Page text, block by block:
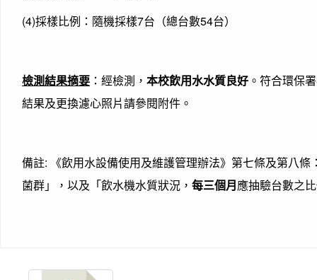
(4)採樣比例：隨機採樣7台（總台數54台）
檢測結果摘要 ：經檢測， 本校飲用水水質良好 。符合環保
結果及更換濾心照片請參閱附件。
備註: 《飲用水設備使用及維護管理辦法》第七條及第八
菌群」，以及「飲水機水質狀況， 每三個月應抽驗台數之